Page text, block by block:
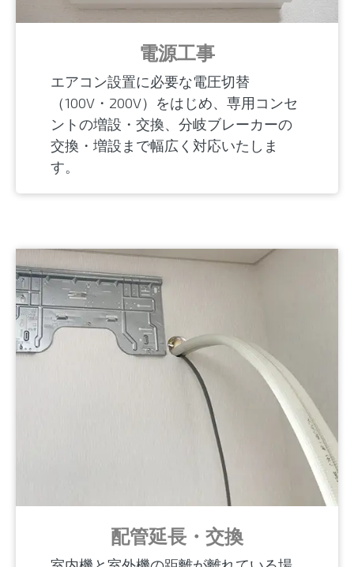
電源工事
エアコン設置に必要な電圧切替
（100V・200V）をはじめ、専用コンセ
ントの増設・交換、分岐ブレーカーの
交換・増設まで幅広く対応いたしま
す。
配管延長・交換